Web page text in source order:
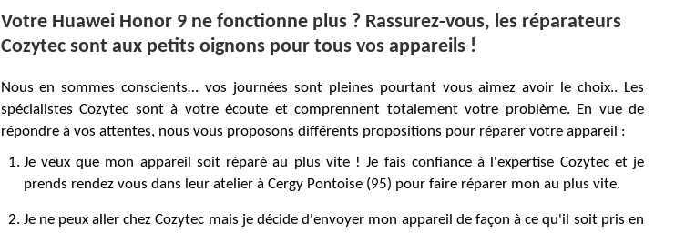
Votre Huawei Honor 9 ne fonctionne plus ? Rassurez-vous, les réparateurs
Cozytec sont aux petits oignons pour tous vos appareils !
Nous en sommes conscients… vos journées sont pleines pourtant vous aimez avoir le choix.. Les
spécialistes Cozytec sont à votre écoute et comprennent totalement votre problème. En vue de
répondre à vos attentes, nous vous proposons différents propositions pour réparer votre appareil :
Je veux que mon appareil soit réparé au plus vite ! Je fais confiance à l'expertise Cozytec et je
prends rendez vous dans leur atelier à Cergy Pontoise (95) pour faire réparer mon au plus vite.
Je ne peux aller chez Cozytec mais je décide d'envoyer mon appareil de façon à ce qu'il soit pris en